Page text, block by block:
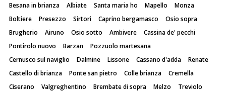
Besana in brianza
Albiate Santa maria ho Mapello
Monza
Boltiere
Presezzo Sirtori Caprino bergamasco
Osio sopra
Brugherio
Airuno Osio sotto Ambivere
Cassina de' pecchi
Pontirolo nuovo
Barzan
Pozzuolo martesana
Cernusco sul naviglio
Dalmine Lissone Cassano d'adda
Renate
Castello di brianza
Ponte san pietro Colle brianza
Cremella
Ciserano
Valgreghentino Brembate di sopra Melzo
Treviolo